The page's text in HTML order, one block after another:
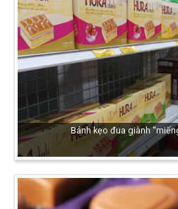
Bánh kẹo đua giành